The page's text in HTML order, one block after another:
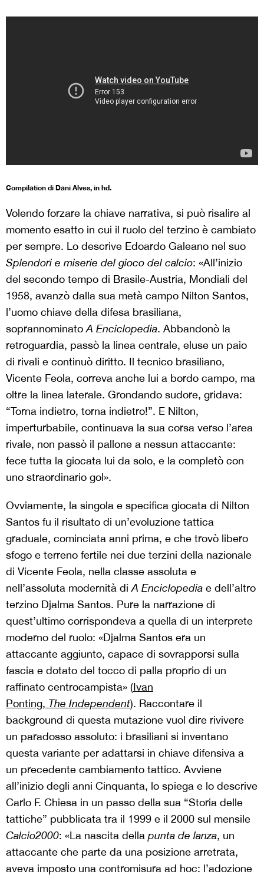
Compilation di Dani Alves, in hd.
Volendo forzare la chiave narrativa, si può risalire al
momento esatto in cui il ruolo del terzino è cambiato
per sempre. Lo descrive Edoardo Galeano nel suo
Splendori e miserie del gioco del calcio: «All’inizio
del secondo tempo di Brasile-Austria, Mondiali del
1958, avanzò dalla sua metà campo Nilton Santos,
l’uomo chiave della difesa brasiliana,
soprannominatoA Enciclopedia. Abbandonò la
retroguardia, passò la linea centrale, eluse un paio
di rivali e continuò diritto. Il tecnico brasiliano,
Vicente Feola, correva anche lui a bordo campo, ma
oltre la linea laterale. Grondando sudore, gridava:
“Torna indietro, torna indietro!”. E Nilton,
imperturbabile, continuava la sua corsa verso l’area
rivale, non passò il pallone a nessun attaccante:
fece tutta la giocata lui da solo, e la completò con
uno straordinario gol».
Ovviamente, la singola e specifica giocata di Nilton
Santos fu il risultato di un’evoluzione tattica
graduale, cominciata anni prima, e che trovò libero
sfogo e terreno fertile nei due terzini della nazionale
di Vicente Feola, nella classe assoluta e
nell’assoluta modernità diA Enciclopedia e dell’altro
terzino Djalma Santos. Pure la narrazione di
quest’ultimo corrispondeva a quella di un interprete
moderno del ruolo: «Djalma Santos era un
attaccante aggiunto, capace di sovrapporsi sulla
fascia e dotato del tocco di palla proprio di un
raffinato centrocampista» (Ivan
Ponting, The Independent). Raccontare il
background di questa mutazione vuol dire rivivere
un paradosso assoluto: i brasiliani si inventano
questa variante per adattarsi in chiave difensiva a
un precedente cambiamento tattico. Avviene
all’inizio degli anni Cinquanta, lo spiega e lo descrive
Carlo F. Chiesa in un passo della sua “Storia delle
tattiche” pubblicata tra il 1999 e il 2000 sul mensile
Calcio2000: «La nascita della punta de lanza, un
attaccante che parte da una posizione arretrata,
aveva imposto una contromisura ad hoc: l’adozione